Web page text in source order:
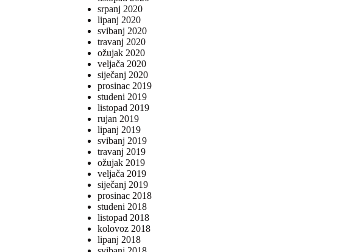
srpanj 2020
lipanj 2020
svibanj 2020
travanj 2020
ožujak 2020
veljača 2020
siječanj 2020
prosinac 2019
studeni 2019
listopad 2019
rujan 2019
lipanj 2019
svibanj 2019
travanj 2019
ožujak 2019
veljača 2019
siječanj 2019
prosinac 2018
studeni 2018
listopad 2018
kolovoz 2018
lipanj 2018